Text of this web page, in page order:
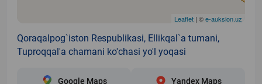
Leaflet | ©e-auksion.uz
Qoraqalpog`iston Respublikasi, Ellikqal`a tumani,
Tuproqqal'a chamani ko'chasi yo'l yoqasi
Google Maps Yandex Maps